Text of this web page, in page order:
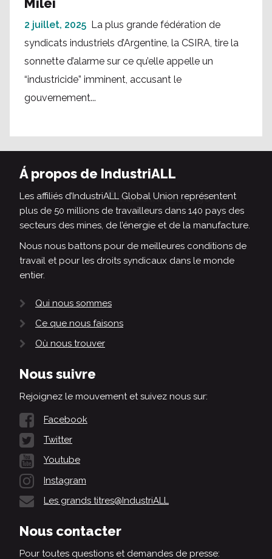
2 juillet, 2025 La plus grande fédération de
syndicats industriels d’Argentine, la CSIRA, tire la
sonnette d’alarme sur ce qu’elle appelle un
“industricide” imminent, accusant le
gouvernement...
Á propos de IndustriALL
Les affiliés d’IndustriALL Global Union représentent
plus de 50 millions de travailleurs dans 140 pays des
secteurs des mines, de l’énergie et de la manufacture.
Nous nous battons pour de meilleures conditions de
travail et pour les droits syndicaux dans le monde
entier.
Qui nous sommes
Ce que nous faisons
Où nous trouver
Nous suivre
Rejoignez le mouvement et suivez nous sur:
Facebook
Twitter
Youtube
Instagram
Les grands titres@IndustriALL
Nous contacter
Pour toutes questions et demandes de presse: